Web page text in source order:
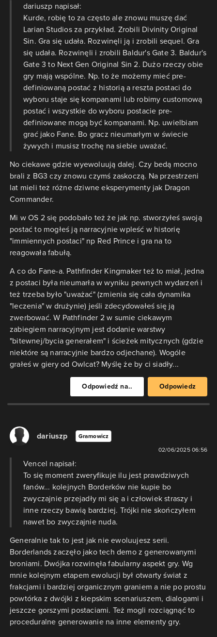
dariuszp napisał:
Kurde, robię to za często ale znowu muszę dać
Larian Studios za przykład. Zrobili Divinity Original
Sin. Gra się udała. Rozwinęli ją i zrobili sequel. Gra
się udała. Rozwinęli i zrobili Baldur's Gate 3. Baldur's
Gate 3 to Next Gen Original Sin 2. Dużo rzeczy obie
gry mają wspólne. Np. to że możemy mieć pre-
definiowaną postać z historią a reszta postaci do
wyboru staje się kompanami lub robimy customową
postać i wszystkie do wyboru postacie pre-
definiowane mogą być kompanami. Np. uwielbiam
grać jako Fane. Bo gracz nieumarłym w świecie
żywych i musisz trochę na siebie uważać.
No ciekawe gdzie wyewoluują dalej. Czy bedą mocno
brali z BG3 czy znowu czymś zaskoczą. Na przestrzeni
lat mieli też różne dziwne eksperymenty jak Dragon
Commander.
Mi w OS 2 się podobało też że jak np. stworzyłeś swoją
postać to mogłeś ją narracyjnie wpleść w historię
"immiennych postaci" np Red Prince i gra na to
reagowała fabułą.
A co do Fane-a. Pathfinder Kingmaker też to miał, jedna
z postaci była nieumarła w wyniku pewnych wydarzeń i
też trzeba było "uważać" (zmienia się cała dynamika
"leczenia" w drużynie) jeśli zdecydowałeś się ją
zwerbować. W Pathfinder 2 w sumie ciekawym
zabiegiem narracyjnym jest dodanie warstwy
"bitewnej/bycia generałem" i ścieżek mitycznych (gdzie
niektóre są narracyjnie bardzo odjechane). Wogóle
grałeś w giery od Owlcat? Myślę że by ci siadły...
Odpowiedź na.. Odpowiedz
dariuszp Gramowicz
02/06/2025 06:56
Vencel napisał:
To się moment zweryfikuje ilu jest prawdziwych
fanów... kolejnych Borderków nie kupie bo
zwyczajnie przejadły mi się a i człowiek straszy i
inne rzeczy bawią bardziej. Trójki nie skończyłem
nawet bo zwyczajnie nuda.
Generalnie tak to jest jak nie ewoluujesz serii.
Borderlands zaczęło jako tech demo z generowanymi
broniami. Dwójka rozwinęła fabularny aspekt gry. Wg
mnie kolejnym etapem ewolucji był otwarty świat z
frakcjami i bardziej organicznym graniem a nie po prostu
powtórka z dwójki z kiepskim scenariuszem, dialogami i
jeszcze gorszymi postaciami. Też mogli rozciągnąć to
proceduralne generowanie na inne elementy gry.